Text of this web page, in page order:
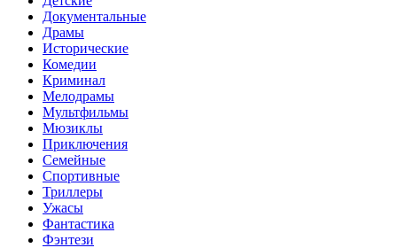
Документальные
Драмы
Исторические
Комедии
Криминал
Мелодрамы
Мультфильмы
Мюзиклы
Приключения
Семейные
Спортивные
Триллеры
Ужасы
Фантастика
Фэнтези